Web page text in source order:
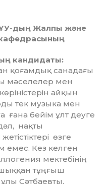
дың Жалпы және
кандидаты:
қоғам­дық санадағы
мәселелер мен
айқын
тек музыка мен
бейім ұлт деуге
нақты
өзге
емес. Кез келген
мектебінің
шыққан тұңғыш
Сәтбаевты,